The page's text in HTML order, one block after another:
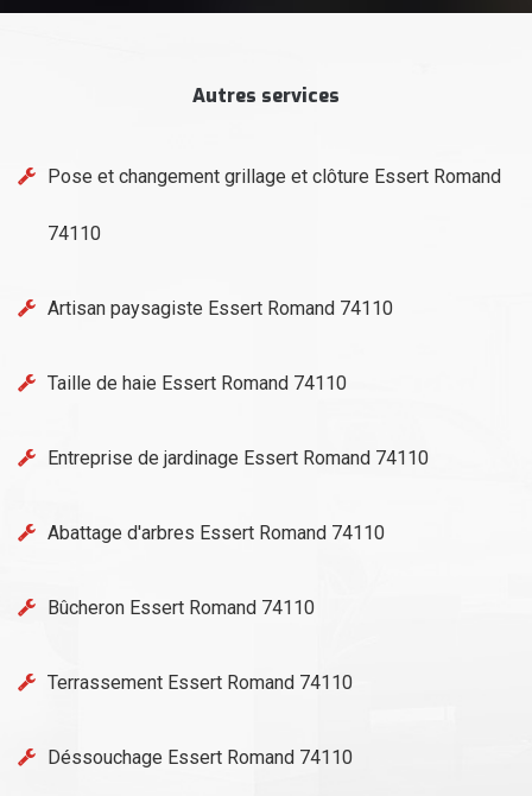
Autres services
Pose et changement grillage et clôture Essert Romand
74110
Artisan paysagiste Essert Romand 74110
Taille de haie Essert Romand 74110
Entreprise de jardinage Essert Romand 74110
Abattage d'arbres Essert Romand 74110
Bûcheron Essert Romand 74110
Terrassement Essert Romand 74110
Déssouchage Essert Romand 74110